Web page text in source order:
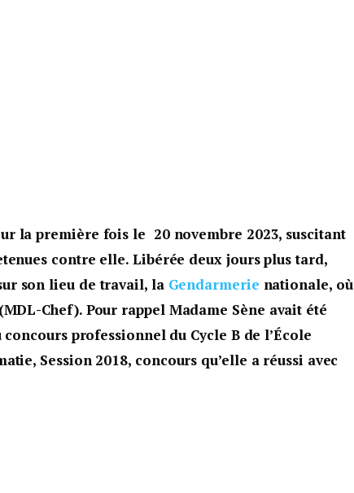
la première fois le 20 novembre 2023, suscitant
contre elle. Libérée deux jours plus tard,
son lieu de travail, la Gendarmerie nationale, où
Chef). Pour rappel Madame Sène avait été
professionnel du Cycle B de l’École
Session 2018, concours qu’elle a réussi avec